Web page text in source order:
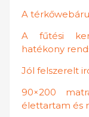
A
A fűtési
hatékony
Jól felszerelt
90×200
élettartam és